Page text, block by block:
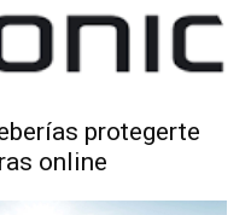
protegerte
online